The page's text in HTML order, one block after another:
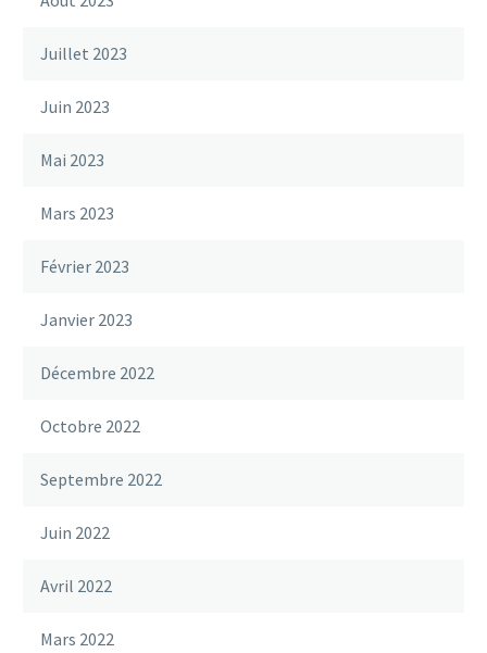
Juillet 2023
Juin 2023
Mai 2023
Mars 2023
Février 2023
Janvier 2023
Décembre 2022
Octobre 2022
Septembre 2022
Juin 2022
Avril 2022
Mars 2022